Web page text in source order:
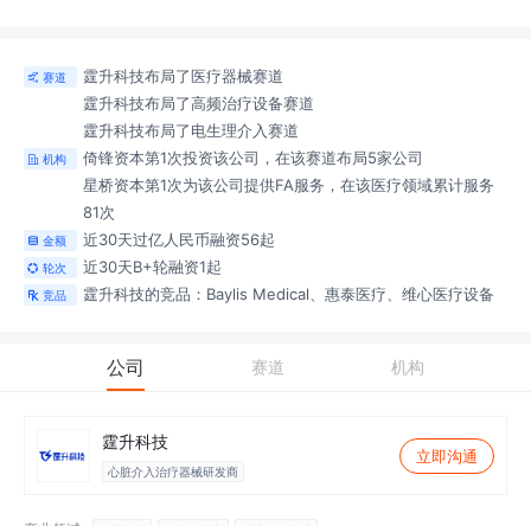
 赛道
霆升科技布局了医疗器械赛道
霆升科技布局了高频治疗设备赛道
霆升科技布局了电生理介入赛道
 机构
倚锋资本第1次投资该公司，在该赛道布局5家公司
星桥资本第1次为该公司提供FA服务，在该医疗领域累计服务
81次
 金额 近30天过亿人民币融资56起
 轮次 近30天B+轮融资1起
 竞品 霆升科技的竞品：Baylis Medical、惠泰医疗、维心医疗设备
公司 赛道 机构
霆升科技
心脏介入治疗器械研发商
立即沟通